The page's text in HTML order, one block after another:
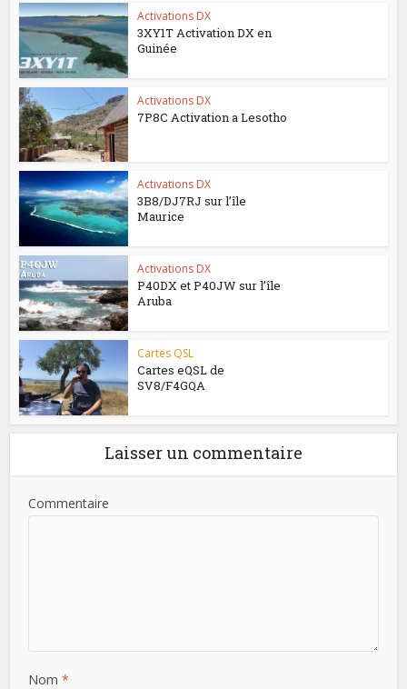
Activations DX
3XY1T Activation DX en
Guinée
Activations DX
7P8C Activation a Lesotho
Activations DX
3B8/DJ7RJ sur l’île
Maurice
Activations DX
P40DX et P40JW sur l’île
Aruba
Cartes QSL
Cartes eQSL de
SV8/F4GQA
Laisser un commentaire
Commentaire
Nom *